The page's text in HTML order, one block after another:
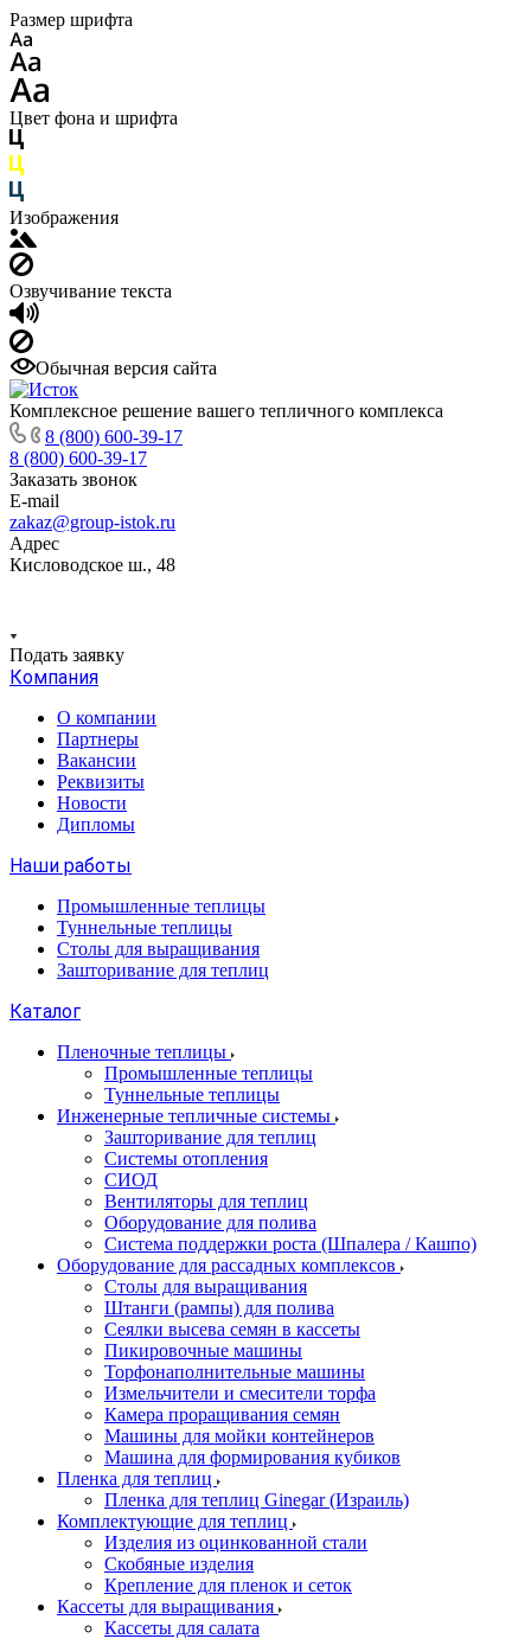
Размер шрифта
Цвет фона и шрифта
Изображения
Озвучивание текста
Обычная версия сайта
Комплексное решение вашего тепличного комплекса
8 (800) 600-39-17
8 (800) 600-39-17
Заказать звонок
E-mail
zakaz@group-istok.ru
Адрес
Кисловодское ш., 48
Подать заявку
Компания
О компании
Партнеры
Вакансии
Реквизиты
Новости
Дипломы
Наши работы
Промышленные теплицы
Туннельные теплицы
Столы для выращивания
Зашторивание для теплиц
Каталог
Пленочные теплицы
Промышленные теплицы
Туннельные теплицы
Инженерные тепличные системы
Зашторивание для теплиц
Системы отопления
СИОД
Вентиляторы для теплиц
Оборудование для полива
Система поддержки роста (Шпалера / Кашпо)
Оборудование для рассадных комплексов
Столы для выращивания
Штанги (рампы) для полива
Сеялки высева семян в кассеты
Пикировочные машины
Торфонаполнительные машины
Измельчители и смесители торфа
Камера проращивания семян
Машины для мойки контейнеров
Машина для формирования кубиков
Пленка для теплиц
Пленка для теплиц Ginegar (Израиль)
Комплектующие для теплиц
Изделия из оцинкованной стали
Скобяные изделия
Крепление для пленок и сеток
Кассеты для выращивания
Кассеты для салата